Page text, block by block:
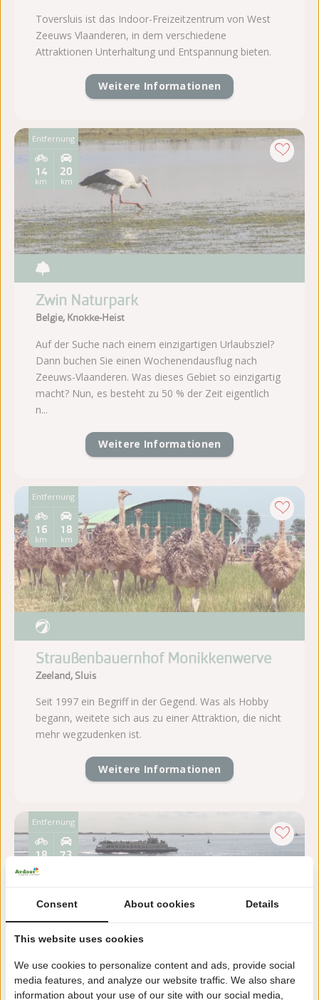
Entfernung
73
18
Rundfahrt Vlissingen mit
Entfernung
20
km
14
km
Zwin Naturpark
Belgie, Knokke-Heist
Auf der Suche nach einem einzigartigen Urlaubsziel?
Dann buchen Sie einen Wochenendausflug nach
Zeeuws-Vlaanderen. Was dieses Gebiet so einzigartig
macht? Nun, es besteht zu 50 % der Zeit eigentlich
n...
Weitere Informationen
Toversluis ist das Indoor-Freizeitzentrum von West
Zeeuws Vlaanderen, in dem verschiedene
Attraktionen Unterhaltung und Entspannung bieten.
Weitere Informationen
Entfernung
18
km
16
km
Straußenbauernhof Monikkenwerve
Zeeland, Sluis
Seit 1997 ein Begriff in der Gegend. Was als Hobby
begann, weitete sich aus zu einer Attraktion, die nicht
mehr wegzudenken ist.
Weitere Informationen
Consent About cookies Details
This website uses cookies
We use cookies to personalize content and ads, provide social
media features, and analyze our website traffic. We also share
information about your use of our site with our social media,